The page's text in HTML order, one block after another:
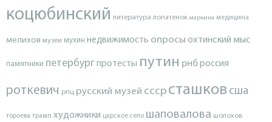
коцюбинский литература лопатенок маркина медицина
мелихов музеи мухин недвижимость опросы охтинский мыс
памятники петербургпротесты путин рнброссия
роткевич рпц русский музей ссср сташков сша
тороева трамп художники царское село шаповалова шолохов